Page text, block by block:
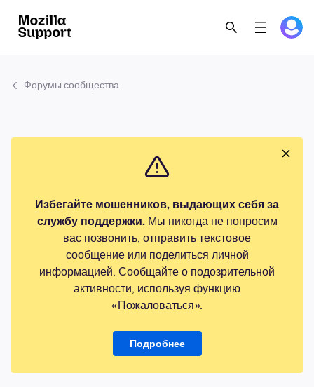
Форумы сообщества
Избегайте мошенников, выдающих себя за
службу поддержки.Мы никогда не попросим
вас позвонить, отправить текстовое
сообщение или поделиться личной
информацией. Сообщайте о подозрительной
активности, используя функцию
«Пожаловаться».
Подробнее